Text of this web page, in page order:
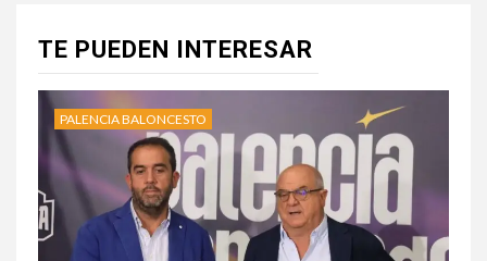
TE PUEDEN INTERESAR
PALENCIA BALONCESTO